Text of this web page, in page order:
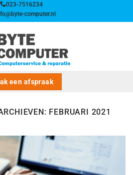
023-7516234
computer.nl
een afspraak
FEBRUARI 2021